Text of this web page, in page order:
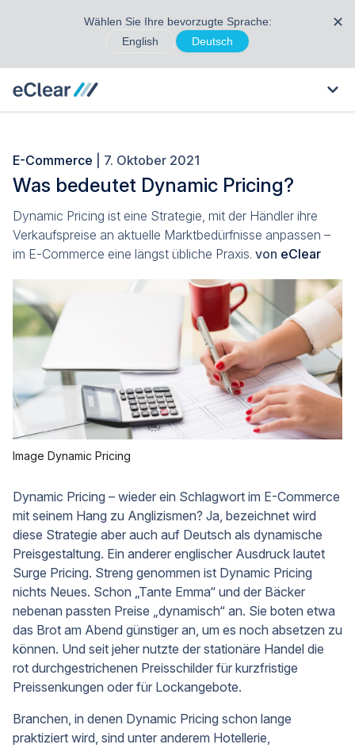
Wählen Sie Ihre bevorzugte Sprache:
English
Deutsch
✕
E-Commerce | 7. Oktober 2021
Was bedeutet Dynamic Pricing?
Dynamic Pricing ist eine Strategie, mit der Händler ihre
Verkaufspreise an aktuelle Marktbedürfnisse anpassen –
im E-Commerce eine längst übliche Praxis. von eClear
Image Dynamic Pricing
Dynamic Pricing – wieder ein Schlagwort im E-Commerce
mit seinem Hang zu Anglizismen? Ja, bezeichnet wird
diese Strategie aber auch auf Deutsch als dynamische
Preisgestaltung. Ein anderer englischer Ausdruck lautet
Surge Pricing. Streng genommen ist Dynamic Pricing
nichts Neues. Schon „Tante Emma“ und der Bäcker
nebenan passten Preise „dynamisch“ an. Sie boten etwa
das Brot am Abend günstiger an, um es noch absetzen zu
können. Und seit jeher nutzte der stationäre Handel die
rot durchgestrichenen Preisschilder für kurzfristige
Preissenkungen oder für Lockangebote.
Branchen, in denen Dynamic Pricing schon lange
praktiziert wird, sind unter anderem Hotellerie,